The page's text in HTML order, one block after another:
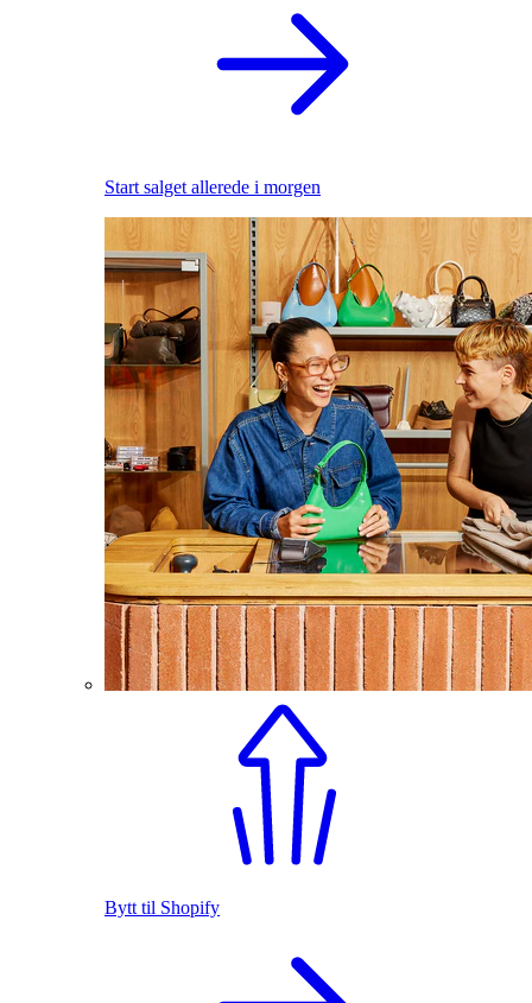
Start salget allerede i morgen
Bytt til Shopify